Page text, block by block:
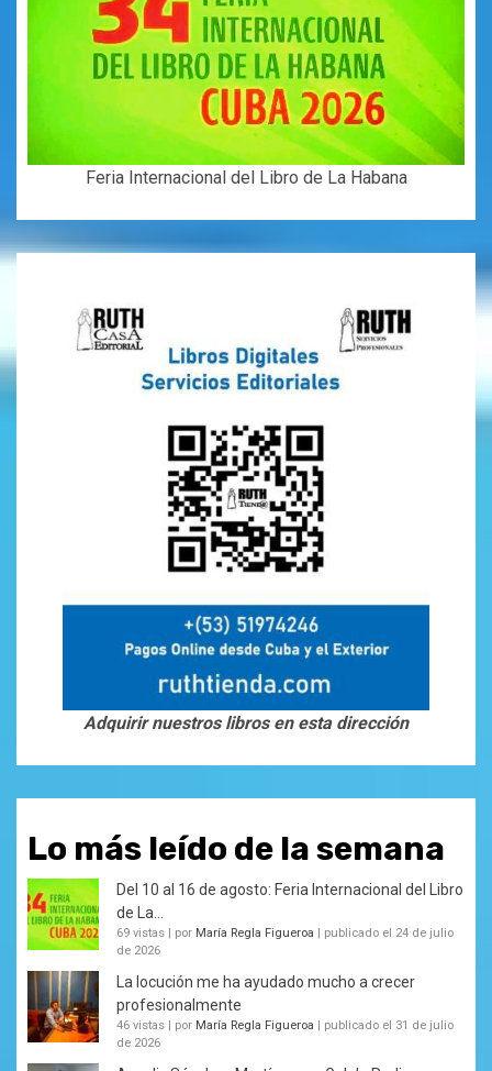
Feria Internacional del Libro de La Habana
Adquirir nuestros libros en esta dirección
Lo más leído de la semana
Del 10 al 16 de agosto: Feria Internacional del Libro
de La...
69 vistas | por María Regla Figueroa | publicado el 24 de julio
de 2026
La locución me ha ayudado mucho a crecer
profesionalmente
46 vistas | por María Regla Figueroa | publicado el 31 de julio
de 2026